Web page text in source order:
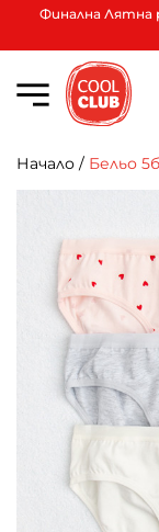
Финална Лятна
Начало / Бельо